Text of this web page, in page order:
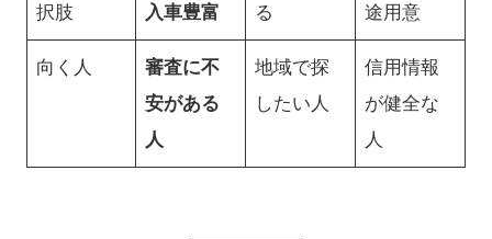
択肢
入車豊富
る
途用意
向く人
審査に不
安がある
人
地域で探
したい人
信用情報
が健全な
人